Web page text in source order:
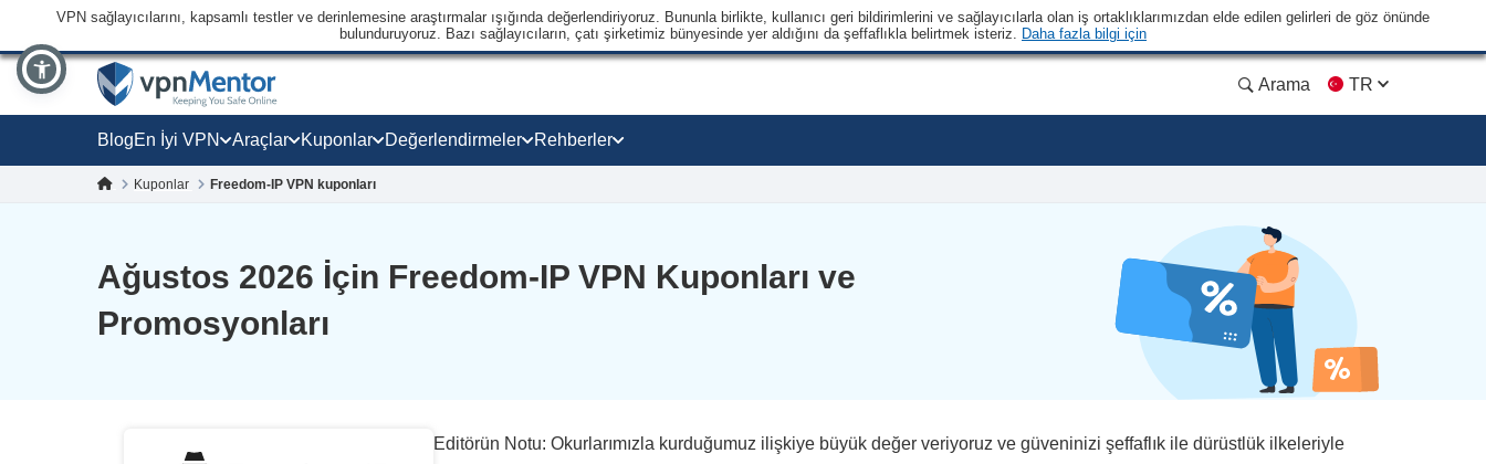
VPN sağlayıcılarını, kapsamlı testler ve derinlemesine araştırmalar ışığında değerlendiriyoruz. Bununla birlikte, kullanıcı geri bildirimlerini ve sağlayıcılarla olan iş ortaklıklarımızdan elde edilen gelirleri de göz önünde
bulunduruyoruz. Bazı sağlayıcıların, çatı şirketimiz bünyesinde yer aldığını da şeffaflıkla belirtmek isteriz. Daha fazla bilgi için
Arama TR
BlogEn İyi VPN Araçlar Kuponlar Değerlendirmeler Rehberler
Kuponlar Freedom-IP VPN kuponları
Ağustos 2026 İçin Freedom-IP VPN Kuponları ve
Promosyonları
Editörün Notu: Okurlarımızla kurduğumuz ilişkiye büyük değer veriyoruz ve güveninizi şeffaflık ile dürüstlük ilkeleriyle